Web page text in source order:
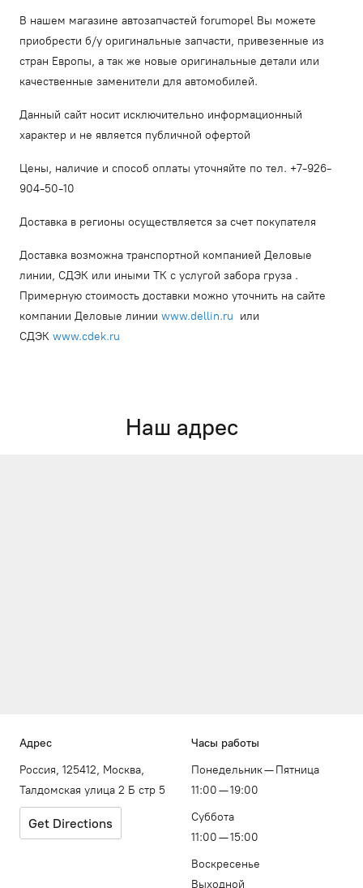
В нашем магазине автозапчастей forumopel Вы можете
приобрести б/у оригинальные запчасти, привезенные из
стран Европы, а так же новые оригинальные детали или
качественные заменители для автомобилей.
Данный сайт носит исключительно информационный
характер и не является публичной офертой
Цены, наличие и способ оплаты уточняйте по тел. +7-926-
904-50-10
Доставка в регионы осуществляется за счет покупателя
Доставка возможна транспортной компанией Деловые
линии, СДЭК или иными ТК с услугой забора груза .
Примерную стоимость доставки можно уточнить на сайте
компании Деловые линии www.dellin.ru или
СДЭК www.cdek.ru
Наш адрес
Адрес
Россия, 125412, Москва,
Талдомская улица 2 Б стр 5
Get Directions
Часы работы
Понедельник — Пятница
11:00 — 19:00
Суббота
11:00 — 15:00
Воскресенье
Выходной